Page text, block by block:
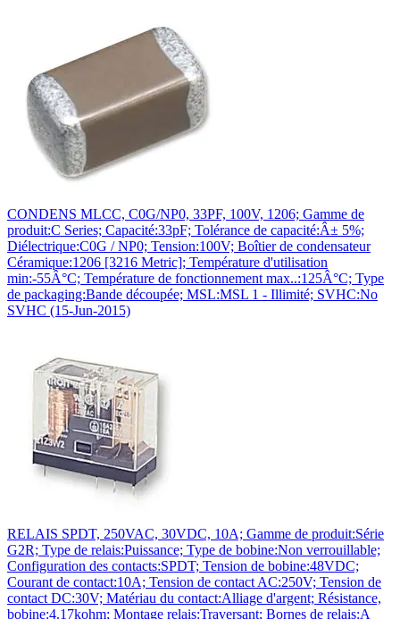
CONDENS MLCC, C0G/NP0, 33PF, 100V, 1206; Gamme de
produit:C Series; Capacité:33pF; Tolérance de capacité:Â± 5%;
Diélectrique:C0G / NP0; Tension:100V; Boîtier de condensateur
Céramique:1206 [3216 Metric]; Température d'utilisation
min:-55Â°C; Température de fonctionnement max..:125Â°C; Type
de packaging:Bande découpée; MSL:MSL 1 - Illimité; SVHC:No
SVHC (15-Jun-2015)
RELAIS SPDT, 250VAC, 30VDC, 10A; Gamme de produit:Série
G2R; Type de relais:Puissance; Type de bobine:Non verrouillable;
Configuration des contacts:SPDT; Tension de bobine:48VDC;
Courant de contact:10A; Tension de contact AC:250V; Tension de
contact DC:30V; Matériau du contact:Alliage d'argent; Résistance,
bobine:4.17kohm; Montage relais:Traversant; Bornes de relais:A